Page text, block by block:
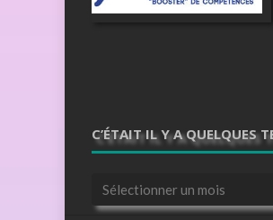
C’ÉTAIT IL Y A QUELQUES